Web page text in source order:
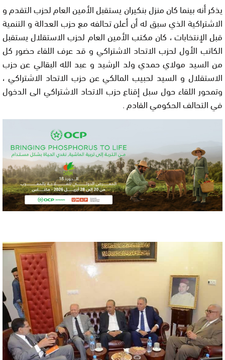
يذكر أنه بينما كان منزل بنكيران يستقبل الأمين العام لحزب التقدم و
الاشتراكية الذي سبق له أن أعلن تحالفه مع حزب العدالة و التنمية
قبل الإنتخابات ، كان مكتب الأمين العام لحزب الاستقلال يستقبل
الكاتب الأول لحزب الاتحاد الاشتراكي و قد عرف اللقاء حضور كل
من السيد مولاي حمدي ولد الرشيد و عبد الله البقالي عن حزب
الاستقلال و السيد لحبيب المالكي عن حزب الاتحاد الاشتراكي ،
وتمحور اللقاء حول سبل إقناع حزب الاتحاد الاشتراكي الى الدخول
في التحالف الحكومي القادم .